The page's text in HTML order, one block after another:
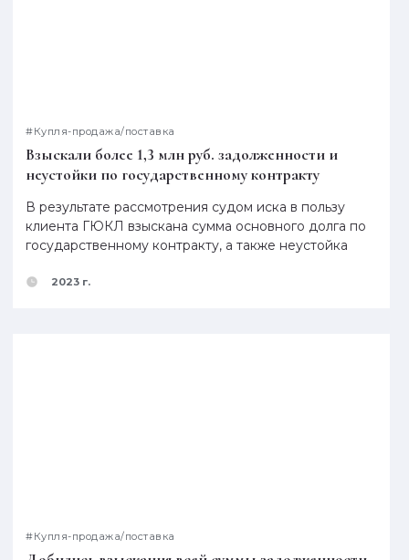
#Купля-продажа/поставка
Взыскали более 1,3 млн руб. задолженности и
неустойки по государственному контракту
В результате рассмотрения судом иска в пользу
клиента ГЮКЛ взыскана сумма основного долга по
государственному контракту, а также неустойка
2023 г.
#Купля-продажа/поставка